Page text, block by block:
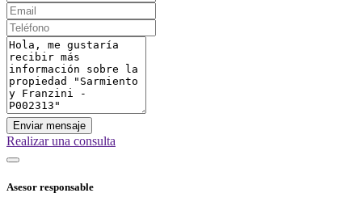
Enviar mensaje
Realizar una consulta
Asesor responsable